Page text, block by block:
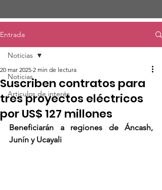
Entrada
Noticias
Articulos de interés
Noticias
Suscriben contratos para
tres proyectos eléctricos
por US$ 127 millones
20 mar 2025 2 min de lectura
Beneficiarán a regiones de Áncash,
Junín y Ucayali